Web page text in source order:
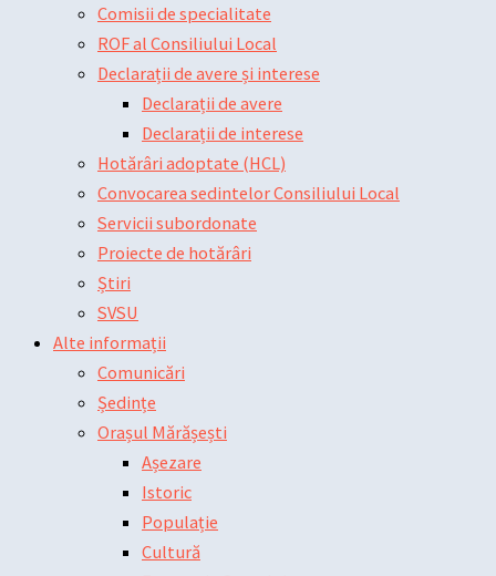
Comisii de specialitate
ROF al Consiliului Local
Declarații de avere și interese
Declarații de avere
Declarații de interese
Hotărâri adoptate (HCL)
Convocarea sedintelor Consiliului Local
Servicii subordonate
Proiecte de hotărâri
Știri
SVSU
Alte informații
Comunicări
Ședințe
Orașul Mărășești
Așezare
Istoric
Populație
Cultură